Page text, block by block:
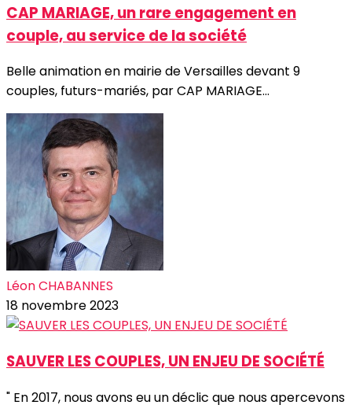
CAP MARIAGE, un rare engagement en
couple, au service de la société
Belle animation en mairie de Versailles devant 9
couples, futurs-mariés, par CAP MARIAGE...
Léon CHABANNES
18 novembre 2023
SAUVER LES COUPLES, UN ENJEU DE SOCIÉTÉ
" En 2017, nous avons eu un déclic que nous apercevons